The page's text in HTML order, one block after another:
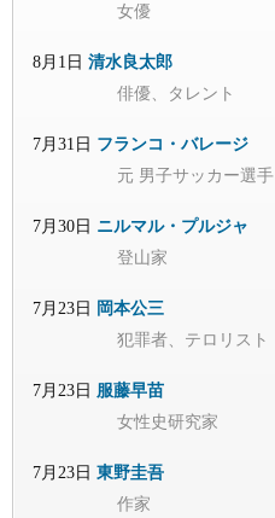
女優
8月1日 清水良太郎
俳優、タレント
7月31日 フランコ・バレージ
元 男子サッカー選手
7月30日 ニルマル・プルジャ
登山家
7月23日 岡本公三
犯罪者、テロリスト
7月23日 服藤早苗
女性史研究家
7月23日 東野圭吾
作家